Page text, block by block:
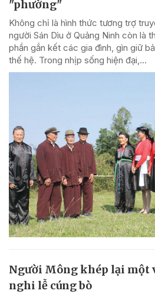
"phường"
Không chỉ là hình thức tương trợ
người Sán Dìu ở Quảng Ninh còn là
phần gắn kết các gia đình, gìn giữ
thế hệ. Trong nhịp sống hiện đại,...
Người Mông khép lại một
nghi lễ cúng bò